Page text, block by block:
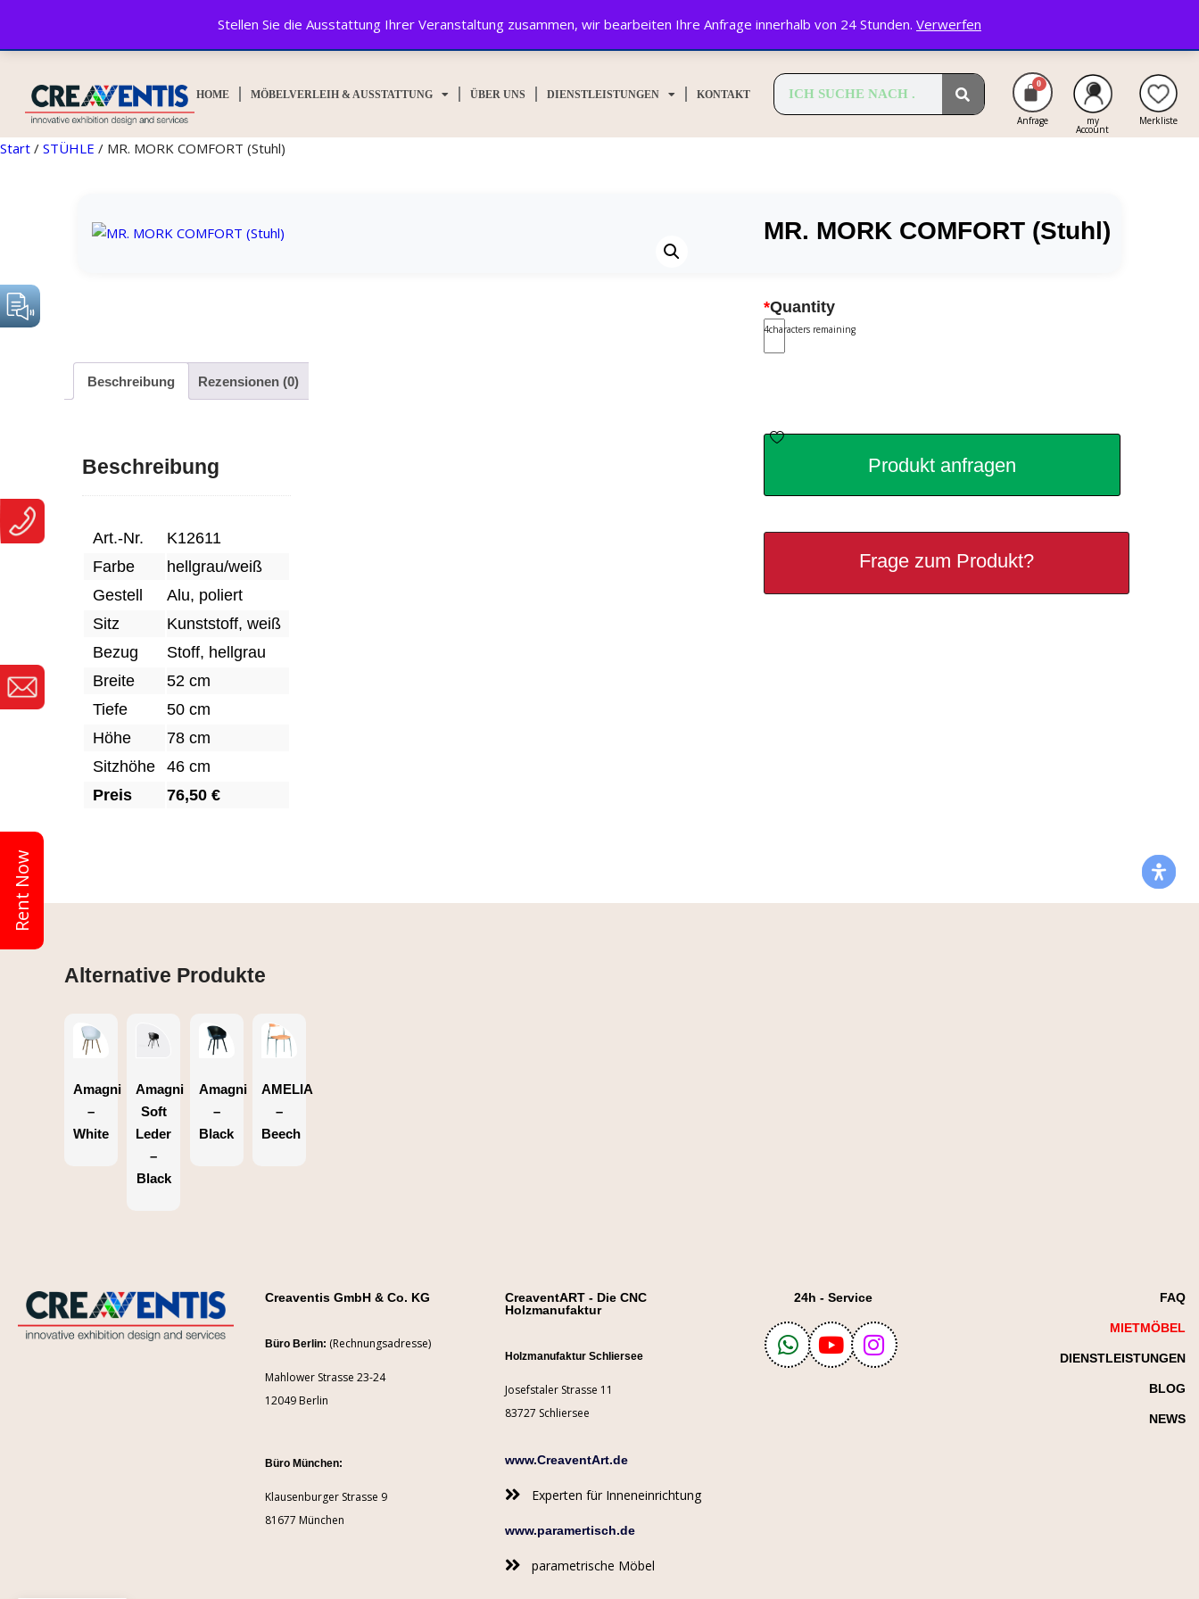
Stellen Sie die Ausstattung Ihrer Veranstaltung zusammen, wir bearbeiten Ihre Anfrage innerhalb von 24 Stunden. Verwerfen
© CREAVENTIS GmbH&Co. KG 2025. All rights reserved.
Rent Now
HOME MÖBELVERLEIH & AUSSTATTUNG ÜBER UNS DIENSTLEISTUNGEN KONTAKT
Anfrage my
Account
Merkliste
Start / STÜHLE / MR. MORK COMFORT (Stuhl)
MR. MORK COMFORT (Stuhl)
*Quantity
4characters remaining
Produkt anfragen
Frage zum Produkt?
Beschreibung Rezensionen (0)
Beschreibung
Art.-Nr.
K12611
Farbe
hellgrau/weiß
Gestell
Alu, poliert
Sitz
Kunststoff, weiß
Bezug
Stoff, hellgrau
Breite
52 cm
Tiefe
50 cm
Höhe
78 cm
Sitzhöhe
46 cm
Preis
76,50 €
Alternative Produkte
Amagni
–
White
Amagni
Soft
Leder
–
Black
Amagni
–
Black
AMELIA
–
Beech
Creaventis GmbH & Co. KG
Büro Berlin: (Rechnungsadresse)
Mahlower Strasse 23-24
12049 Berlin
Büro München:
Klausenburger Strasse 9
81677 München
CreaventART - Die CNC
Holzmanufaktur
Holzmanufaktur Schliersee
Josefstaler Strasse 11
83727 Schliersee
www.CreaventArt.de
Experten für Inneneinrichtung
www.paramertisch.de
parametrische Möbel
24h - Service FAQ
MIETMÖBEL
DIENSTLEISTUNGEN
BLOG
NEWS